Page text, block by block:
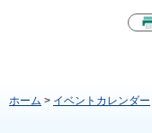
ホーム > イベントカレンダー